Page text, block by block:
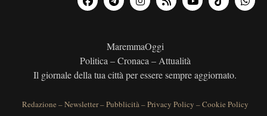
MaremmaOggi
Politica – Cronaca – Attualità
Il giornale della tua città per essere sempre aggiornato.
Redazione –Newsletter–Pubblicità–Privacy Policy –Cookie Policy